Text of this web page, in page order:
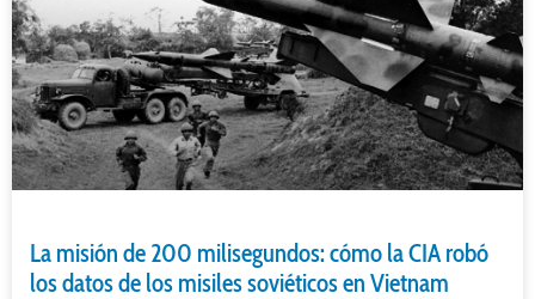
La misión de 200 milisegundos: cómo la CIA robó
los datos de los misiles soviéticos en Vietnam